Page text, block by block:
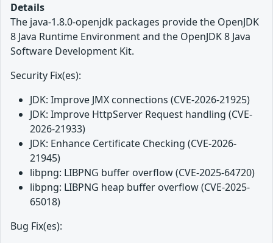
Details
The java-1.8.0-openjdk packages provide the OpenJDK
8 Java Runtime Environment and the OpenJDK 8 Java
Software Development Kit.
Security Fix(es):
JDK: Improve JMX connections (CVE-2026-21925)
JDK: Improve HttpServer Request handling (CVE-
2026-21933)
JDK: Enhance Certificate Checking (CVE-2026-
21945)
libpng: LIBPNG buffer overflow (CVE-2025-64720)
libpng: LIBPNG heap buffer overflow (CVE-2025-
65018)
Bug Fix(es):